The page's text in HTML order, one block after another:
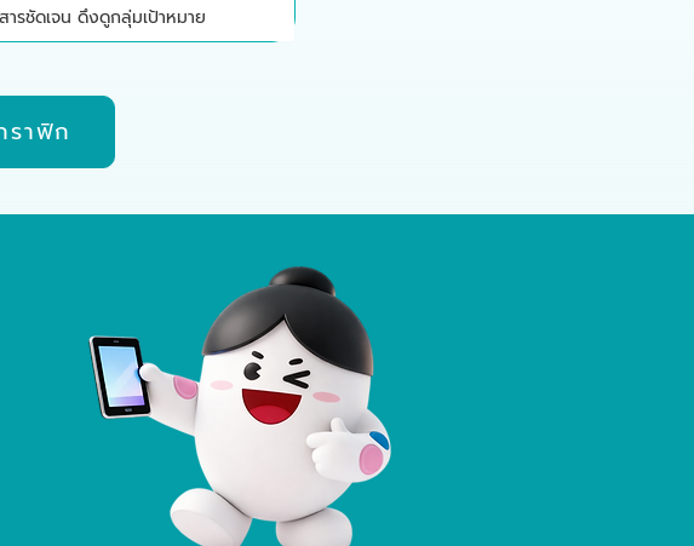
ารชัดเจน ดึงดูกลุ่มเป้าหมาย
ราฟิก